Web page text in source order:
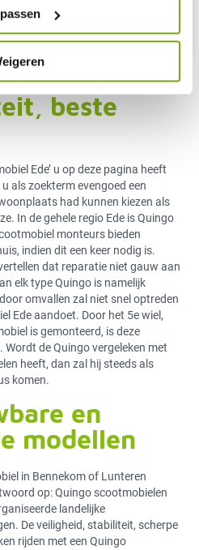
vanuit het klanten
u nu met de scootmobiel Otterlo
geregeld met uw scootmobiel
Éen belletje is voldoende voor
servicemonteur.
beste
Ede’ u op deze pagina heeft
als zoekterm evengoed een
had kunnen kiezen als
In de gehele regio Ede is Quingo
monteurs bieden
indien dit een keer nodig is.
dat reparatie niet gauw aan
elk type Quingo is namelijk
omvallen zal niet snel optreden
Ede aandoet. Door het 5ewiel,
is gemonteerd, is deze
de Quingo vergeleken met
heeft, dan zal hij steeds als
komen.
en
modellen
in Bennekom of Lunteren
op: Quingo scootmobielen
landelijke
De veiligheid, stabiliteit, scherpe
rijden met een Quingo